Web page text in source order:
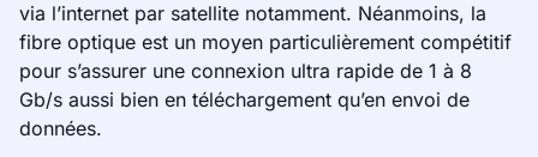
via l’internet par satellite notamment. Néanmoins, la
fibre optique est un moyen particulièrement compétitif
pour s’assurer une connexion ultra rapide de 1 à 8
Gb/s aussi bien en téléchargement qu’en envoi de
données.